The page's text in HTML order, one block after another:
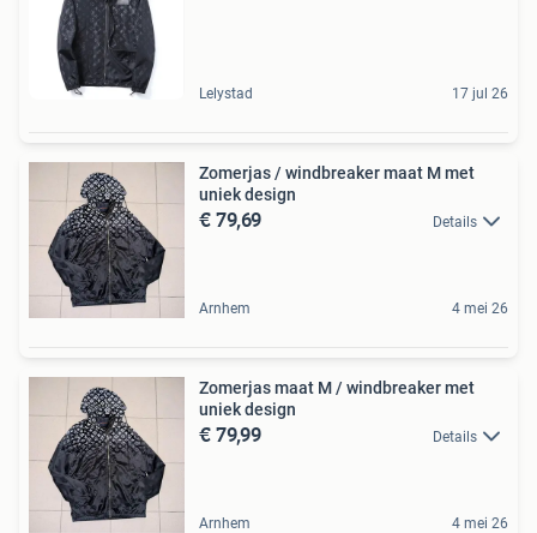
Lelystad 17 jul 26
Zomerjas / windbreaker maat M met
uniek design
€ 79,69 Details
Arnhem 4 mei 26
Zomerjas maat M / windbreaker met
uniek design
€ 79,99 Details
Arnhem 4 mei 26